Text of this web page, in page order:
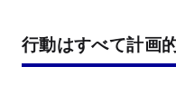
行動はすべて計画